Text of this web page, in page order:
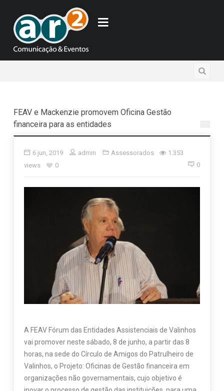
FEAV e Mackenzie promovem Oficina Gestão
financeira para as entidades
6 jun, 2019 admin Assessorados
1.353
views
0 0
A FEAV Fórum das Entidades Assistenciais de Valinhos
vai promover neste sábado, 8 de junho, a partir das 8
horas, na sede do Círculo de Amigos do Patrulheiro de
Valinhos, o Projeto: Oficinas de Gestão financeira em
organizações não governamentais, cujo objetivo é